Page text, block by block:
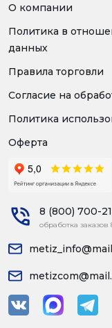
О компании
Политика в
данных
Правила торговли
Согласие на
Политика
Оферта
8 (800) 700-
обработка заказов